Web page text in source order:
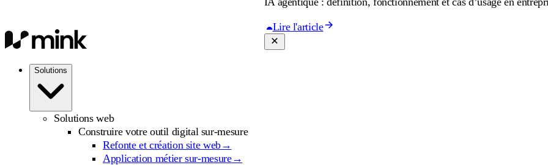
Lire l'article
Solutions
Solutions web
Construire votre outil digital sur-mesure
Refonte et création site web→
Application métier sur-mesure→